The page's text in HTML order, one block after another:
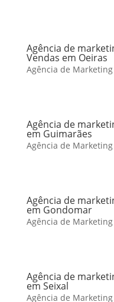
Agência de
Vendas em Oeiras
Agência de
Agência de
em Guimarães
Agência de
Agência de
em Gondomar
Agência de
Agência de
em Seixal
Agência de